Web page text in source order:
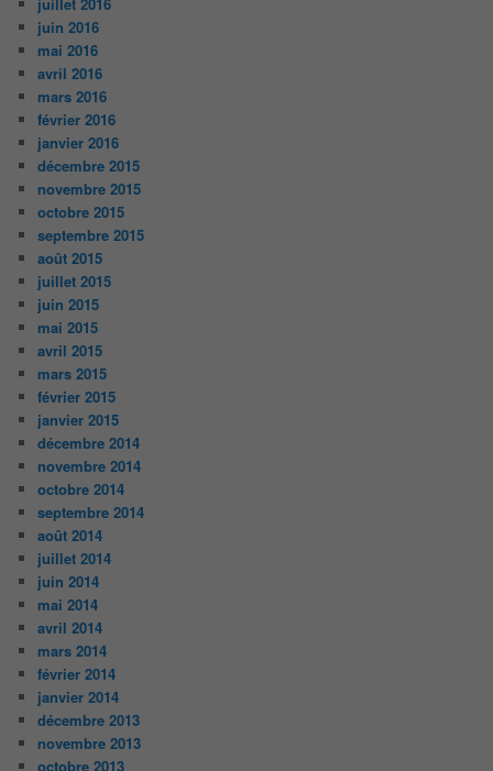
juin 2016
mai 2016
avril 2016
mars 2016
février 2016
janvier 2016
décembre 2015
novembre 2015
octobre 2015
septembre 2015
août 2015
juillet 2015
juin 2015
mai 2015
avril 2015
mars 2015
février 2015
janvier 2015
décembre 2014
novembre 2014
octobre 2014
septembre 2014
août 2014
juillet 2014
juin 2014
mai 2014
avril 2014
mars 2014
février 2014
janvier 2014
décembre 2013
novembre 2013
octobre 2013